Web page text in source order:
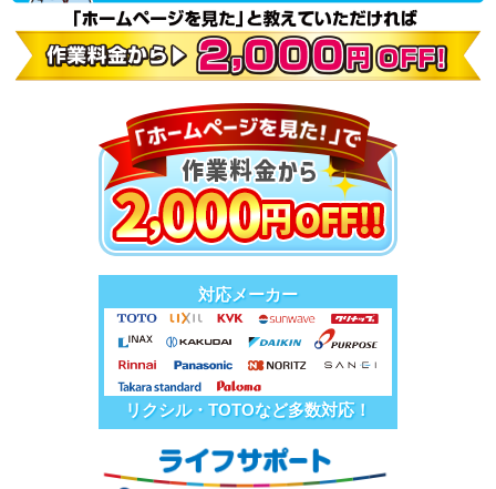
対応メーカー
リクシル・TOTOなど多数対応！